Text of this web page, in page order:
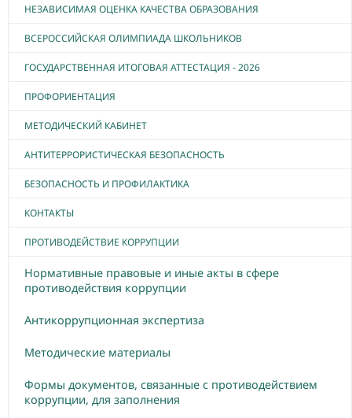
НЕЗАВИСИМАЯ ОЦЕНКА КАЧЕСТВА ОБРАЗОВАНИЯ
ВСЕРОССИЙСКАЯ ОЛИМПИАДА ШКОЛЬНИКОВ
ГОСУДАРСТВЕННАЯ ИТОГОВАЯ АТТЕСТАЦИЯ - 2026
ПРОФОРИЕНТАЦИЯ
МЕТОДИЧЕСКИЙ КАБИНЕТ
АНТИТЕРРОРИСТИЧЕСКАЯ БЕЗОПАСНОСТЬ
БЕЗОПАСНОСТЬ И ПРОФИЛАКТИКА
КОНТАКТЫ
ПРОТИВОДЕЙСТВИЕ КОРРУПЦИИ
Нормативные правовые и иные акты в сфере
противодействия коррупции
Антикоррупционная экспертиза
Методические материалы
Формы документов, связанные с противодействием
коррупции, для заполнения